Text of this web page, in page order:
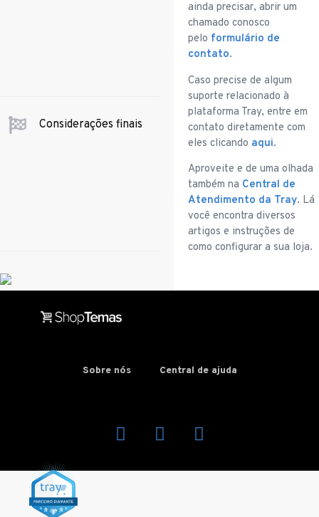
Considerações finais
ainda precisar, abrir um
chamado conosco
pelo formulário de
contato.
Caso precise de algum
suporte relacionado à
plataforma Tray, entre em
contato diretamente com
eles clicando aqui.
Aproveite e de uma olhada
também na Central de
Atendimento da Tray. Lá
você encontra diversos
artigos e instruções de
como configurar a sua loja.
Sobre nós Central de ajuda